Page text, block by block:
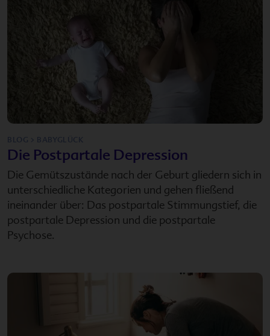
BLOG > BABYGLÜCK
Die Postpartale Depression
Die Gemütszustände nach der Geburt gliedern sich in
unterschiedliche Kategorien und gehen fließend
ineinander über: Das postpartale Stimmungstief, die
postpartale Depression und die postpartale
Psychose.